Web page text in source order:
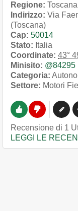
Regione: Toscana
Indirizzo: Via
(Toscana)
Cap: 50014
Stato: Italia
Coordinate: 43°
Minisito: @84295
Categoria:
Settore: Motori
Recensione di 1
LEGGI LE